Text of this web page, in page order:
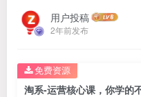
用户投稿
2年前发布
免费资源